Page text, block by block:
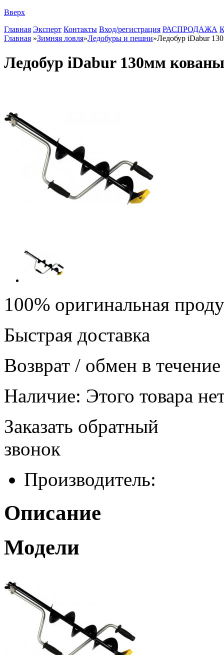
Вверх
Главная Эксперт Контакты Вход/регистрация РАСПРОДАЖА
Главная »Зимняя ловля»Ледобуры и пешни»Ледобур iDabur
Ледобур iDabur 130мм
100% оригинальная
Быстрая доставка
Возврат / обмен в
Наличие: Этого товара
Заказать обратный
звонок
Производитель:
Описание
Модели